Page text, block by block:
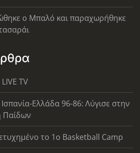
ο Μπαλό και παραχωρήθηκε
TV
Ελλάδα 96-86: Λύγισε στην
Παίδων
το 1ο Basketball Camp